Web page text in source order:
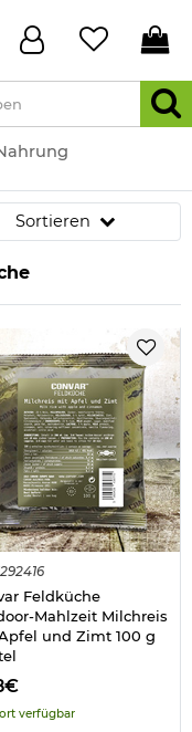
Sortieren
Feldküche
Mahlzeit Milchreis
und Zimt 100 g
verfügbar